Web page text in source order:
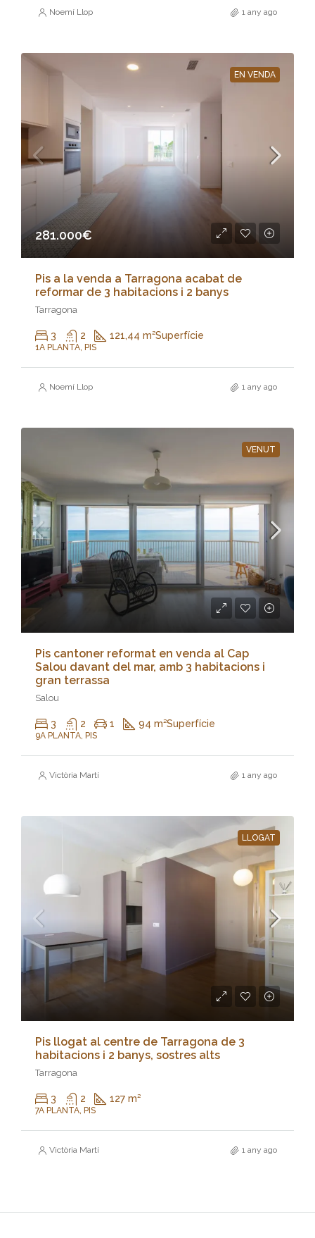
Noemí Llop 1 any ago
EN VENDA
281.000€
Pis a la venda a Tarragona acabat de
reformar de 3 habitacions i 2 banys
Tarragona
3 2 121,44 m²Superfície
1A PLANTA, PIS
Noemí Llop 1 any ago
VENUT
Pis cantoner reformat en venda al Cap
Salou davant del mar, amb 3 habitacions i
gran terrassa
Salou
3 2 1 94 m²Superfície
9A PLANTA, PIS
Victòria Martí 1 any ago
LLOGAT
Pis llogat al centre de Tarragona de 3
habitacions i 2 banys, sostres alts
Tarragona
3 2 127 m²
7A PLANTA, PIS
Victòria Martí 1 any ago